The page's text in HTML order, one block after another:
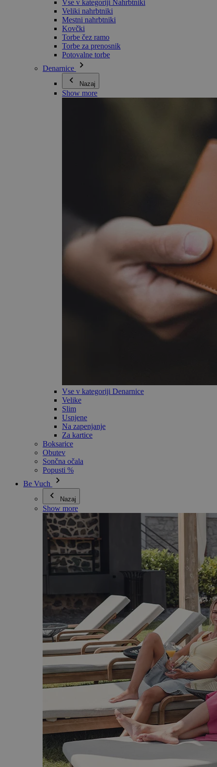
Vse v kategoriji Nahrbtniki
Veliki nahrbtniki
Mestni nahrbtniki
Kovčki
Torbe čez ramo
Torbe za prenosnik
Potovalne torbe
Denarnice
Nazaj
Show more
Vse v kategoriji Denarnice
Velike
Slim
Usnjene
Na zapenjanje
Za kartice
Boksarice
Obutev
Sončna očala
Popusti %
Be Vuch
Nazaj
Show more